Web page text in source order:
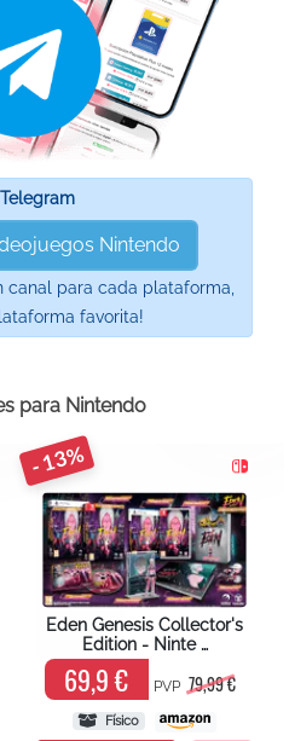
Nintendo
canal para cada plataforma,
favorita!
para Nintendo
- 13%
Eden Genesis Collector's
Edition - Ninte …
69,9 € PVP 79,99 €
Físico